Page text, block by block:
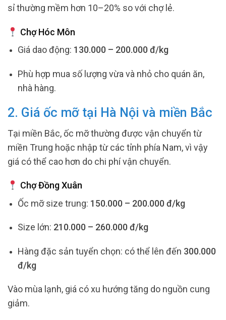
sỉ thường mềm hơn 10–20% so với chợ lẻ.
Chợ Hóc Môn
Giá dao động: 130.000 – 200.000 đ/kg
Phù hợp mua số lượng vừa và nhỏ cho quán ăn,
nhà hàng.
2. Giá ốc mỡ tại Hà Nội và miền Bắc
Tại miền Bắc, ốc mỡ thường được vận chuyển từ
miền Trung hoặc nhập từ các tỉnh phía Nam, vì vậy
giá có thể cao hơn do chi phí vận chuyển.
Chợ Đồng Xuân
Ốc mỡ size trung: 150.000 – 200.000 đ/kg
Size lớn: 210.000 – 260.000 đ/kg
Hàng đặc sản tuyển chọn: có thể lên đến 300.000
đ/kg
Vào mùa lạnh, giá có xu hướng tăng do nguồn cung
giảm.